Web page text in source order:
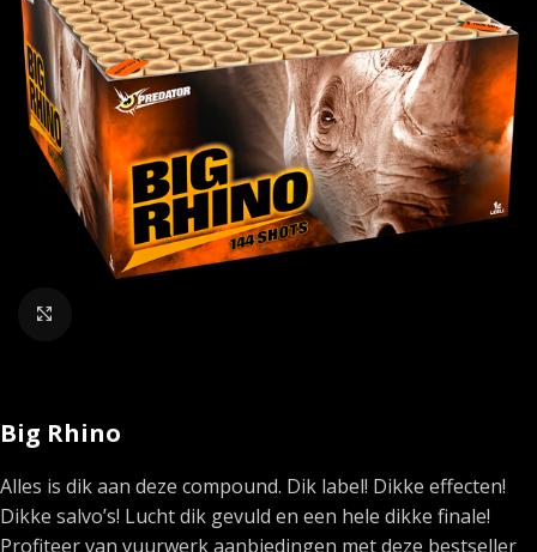
Big Rhino
Alles is dik aan deze compound. Dik label! Dikke effecten!
Dikke salvo’s! Lucht dik gevuld en een hele dikke finale!
Profiteer van vuurwerk aanbiedingen met deze bestseller